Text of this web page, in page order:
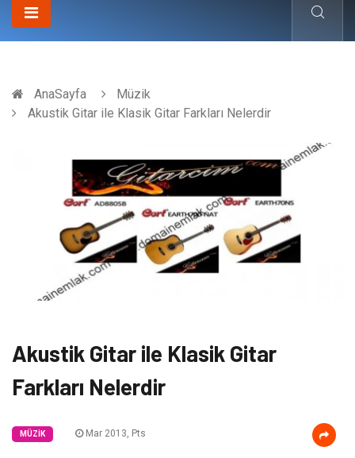
AnaSayfa
Müzik
Akustik Gitar ile Klasik Gitar Farkları Nelerdir
Akustik Gitar ile Klasik Gitar
Farkları Nelerdir
MÜZIK Mar 2013, Pts